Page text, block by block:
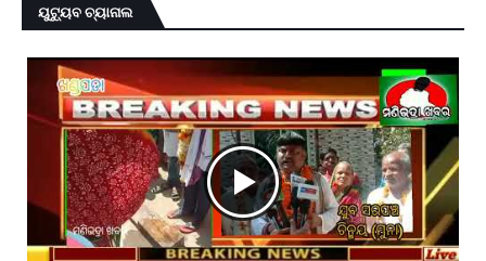
ୟୁଟ୍ୟୁବ ଚ୍ୟାନାଲ